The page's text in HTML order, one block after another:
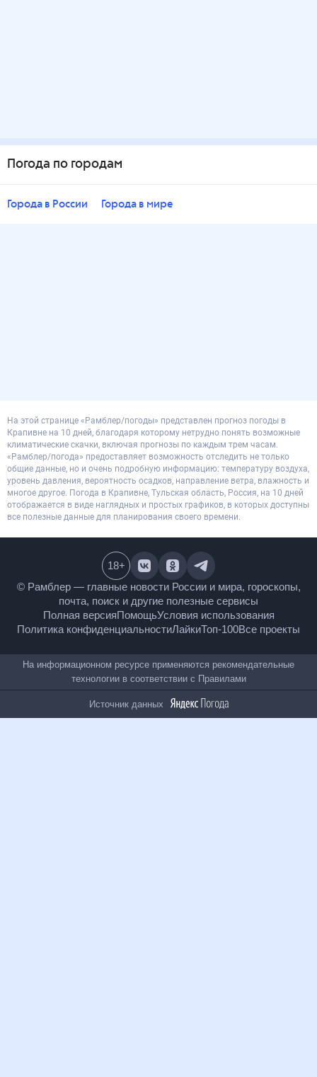
Погода по городам
Города в России Города в мире
На этой странице «Рамблер/погоды» представлен прогноз погоды в
Крапивне на 10 дней, благодаря которому нетрудно понять возможные
климатические скачки, включая прогнозы по каждым трем часам.
«Рамблер/погода» предоставляет возможность отследить не только
общие данные, но и очень подробную информацию: температуру воздуха,
уровень давления, вероятность осадков, направление ветра, влажность и
многое другое. Погода в Крапивне, Тульская область, Россия, на 10 дней
отображается в виде наглядных и простых графиков, в которых доступны
все полезные данные для планирования своего времени.
© Рамблер — главные новости России и мира,
гороскопы, почта, поиск и другие полезные сервисы
Полная версияПомощьУсловия использования
Политика конфиденциальностиЛайкиТоп-100
18+
На информационном ресурсе применяются
рекомендательные технологии в соответствии сПравилами
Источник данных